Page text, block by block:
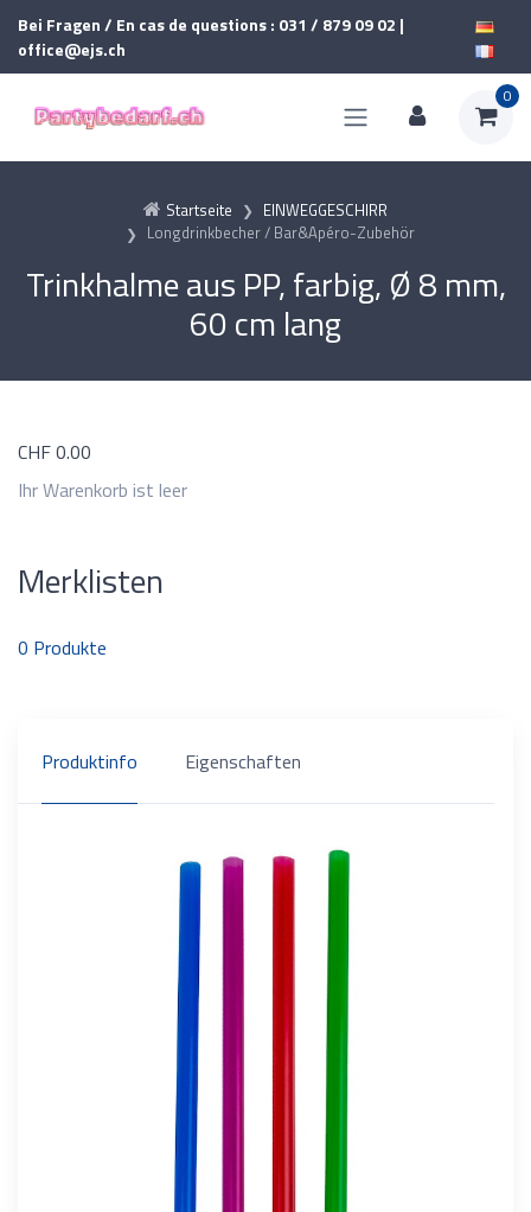
Bei Fragen / En cas de questions : 031 / 879 09 02 |
office@ejs.ch
0
Startseite
EINWEGGESCHIRR
Longdrinkbecher / Bar&Apéro-Zubehör
Trinkhalme aus PP, farbig, Ø 8 mm,
60 cm lang
CHF0.00
Ihr Warenkorb ist leer
Merklisten
0 Produkte
Produktinfo Eigenschaften